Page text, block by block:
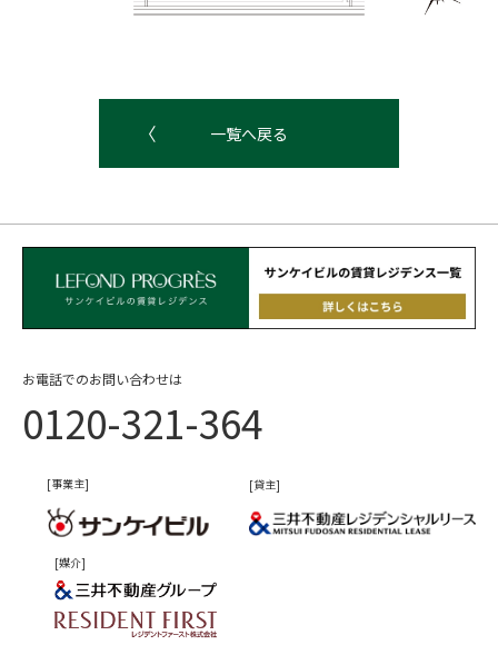
一覧へ戻る
お電話でのお問い合わせは
0120-321-364
[事業主] [貸主]
[媒介]